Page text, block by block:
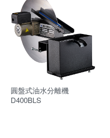
圓盤式油水分離機
D400BLS